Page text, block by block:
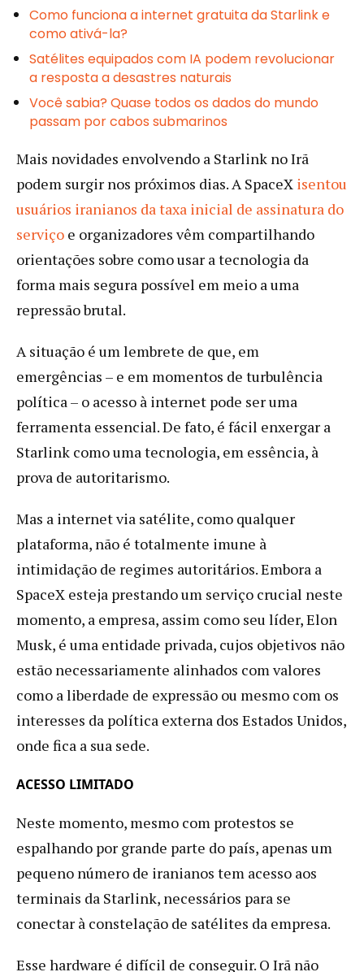
Como funciona a internet gratuita da Starlink e
como ativá-la?
Satélites equipados com IA podem revolucionar
a resposta a desastres naturais
Você sabia? Quase todos os dados do mundo
passam por cabos submarinos
Mais novidades envolvendo a Starlink no Irã
podem surgir nos próximos dias. A SpaceX isentou
usuários iranianos da taxa inicial de assinatura do
serviço e organizadores vêm compartilhando
orientações sobre como usar a tecnologia da
forma mais segura possível em meio a uma
repressão brutal.
A situação é um lembrete de que, em
emergências – e em momentos de turbulência
política – o acesso à internet pode ser uma
ferramenta essencial. De fato, é fácil enxergar a
Starlink como uma tecnologia, em essência, à
prova de autoritarismo.
Mas a internet via satélite, como qualquer
plataforma, não é totalmente imune à
intimidação de regimes autoritários. Embora a
SpaceX esteja prestando um serviço crucial neste
momento, a empresa, assim como seu líder, Elon
Musk, é uma entidade privada, cujos objetivos não
estão necessariamente alinhados com valores
como a liberdade de expressão ou mesmo com os
interesses da política externa dos Estados Unidos,
onde fica a sua sede.
ACESSO LIMITADO
Neste momento, mesmo com protestos se
espalhando por grande parte do país, apenas um
pequeno número de iranianos tem acesso aos
terminais da Starlink, necessários para se
conectar à constelação de satélites da empresa.
Esse hardware é difícil de conseguir. O Irã não